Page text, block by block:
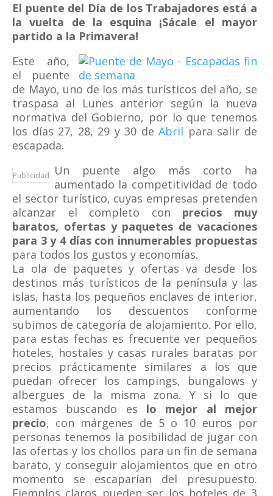
El puente del Día de los Trabajadores está a
la vuelta de la esquina ¡Sácale el mayor
partido a la Primavera!
Este año,
el puente
de Mayo, uno de los más turísticos del año, se
traspasa al Lunes anterior según la nueva
normativa del Gobierno, por lo que tenemos
los días 27, 28, 29 y 30 deAbril para salir de
escapada.
Publicidad
Un puente algo más corto ha
aumentado la competitividad de todo
el sector turístico, cuyas empresas pretenden
alcanzar el completo con precios muy
baratos, ofertas y paquetes de vacaciones
para 3 y 4 días con innumerables propuestas
para todos los gustos y economías.
La ola de paquetes y ofertas va desde los
destinos más turísticos de la península y las
islas, hasta los pequeños enclaves de interior,
aumentando los descuentos conforme
subimos de categoría de alojamiento. Por ello,
para estas fechas es frecuente ver pequeños
hoteles, hostales y casas rurales baratas por
precios prácticamente similares a los que
puedan ofrecer los campings, bungalows y
albergues de la misma zona. Y si lo que
estamos buscando es lo mejor al mejor
precio, con márgenes de 5 o 10 euros por
personas tenemos la posibilidad de jugar con
las ofertas y los chollos para un fin de semana
barato, y conseguir alojamientos que en otro
momento se escaparían del presupuesto.
Ejemplos claros pueden ser los hoteles de 3